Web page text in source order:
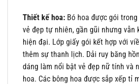
Thiết kế hoa: Bó hoa được gói
vẻ đẹp tự nhiên, gần gũi nhưng vẫn
hiện đại. Lớp giấy gói kết hợp với
thêm sự thanh lịch. Dải ruy băng
dáng làm nổi bật vẻ đẹp nữ tính và
hoa. Các bông hoa được sắp xếp tỉ